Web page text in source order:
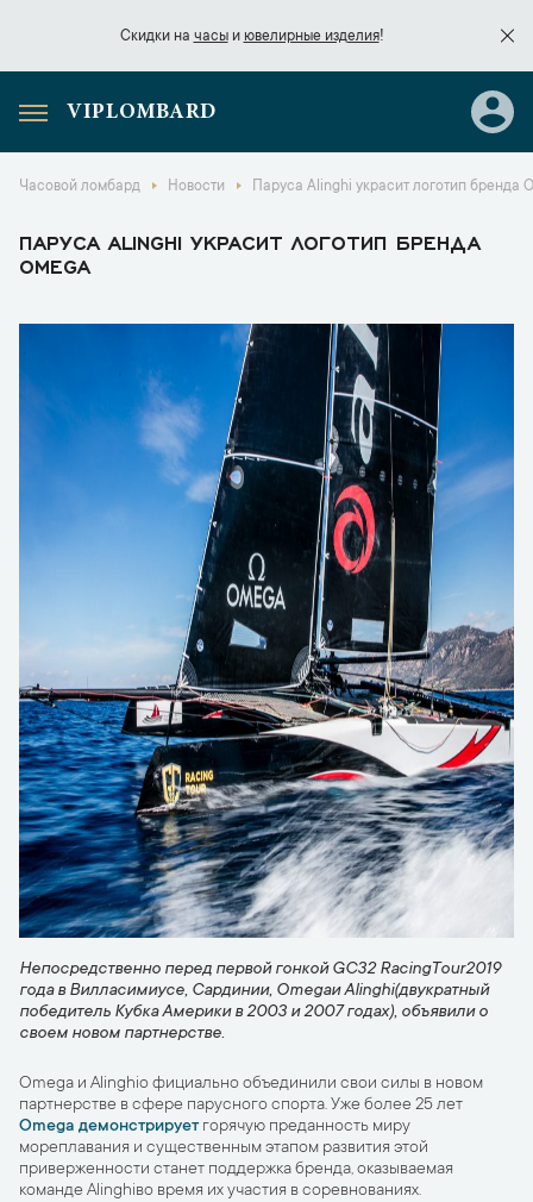
Скидки на часыи ювелирные изделия!
Скидки начасы
VIPLOMBARD
Часовой ломбард Новости Паруса Alinghi украсит логотип бренда
ПАРУСА ALINGHI УКРАСИТ ЛОГОТИП БРЕНДА
OMEGA
Непосредственно перед первой гонкойGC32RacingTour2019
года в Вилласимиусе, Сардинии, OmegaиAlinghi(двукратный
победитель Кубка Америки в 2003 и 2007 годах), объявили о
своем новом партнерстве.
Omega и Alinghiо фициально объединили свои силы в новом
партнерстве в сфере парусного спорта. Уже более 25 лет
Omega демонстрируетгорячую преданность миру
мореплавания и существенным этапом развития этой
приверженности станет поддержка бренда, оказываемая
команде Alinghiво время их участия в соревнованиях.